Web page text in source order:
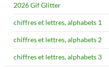
2026 Gif Glitter
chiffres et lettres, alphabets 1
chiffres et lettres, alphabets 2
chiffres et lettres, alphabets 3